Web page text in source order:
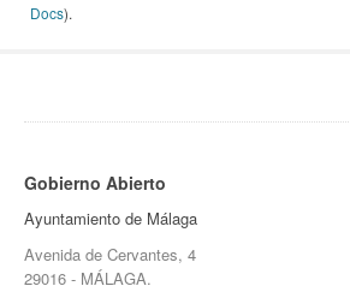
Docs).
Gobierno Abierto
Ayuntamiento de Málaga
Avenida de Cervantes, 4
29016 - MÁLAGA.